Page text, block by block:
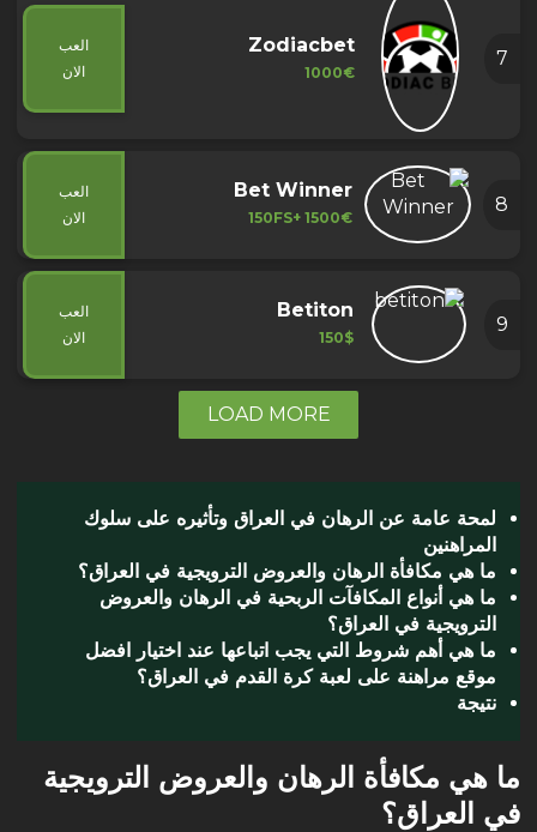
7
Zodiacbet
1000€
العب
الان
8
Bet Winner
1500€ +150FS
العب
الان
9
Betiton
150$
العب
الان
LOAD MORE
‏لمحة عامة عن الرهان في العراق وتأثيره على سلوك
المراهنين
‏ما هي مكافأة الرهان والعروض الترويجية في العراق؟
‏ما هي أنواع المكافآت الربحية في الرهان والعروض
الترويجية في العراق؟
ما هي أهم شروط التي يجب اتباعها عند اختيار افضل
موقع مراهنة على لعبة كرة القدم في العراق؟
‏نتيجة
‏ما هي مكافأة الرهان والعروض الترويجية
في العراق؟